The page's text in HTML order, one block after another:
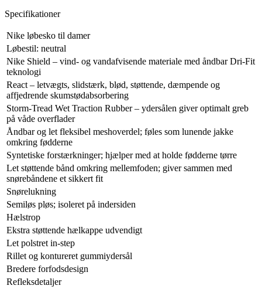
Specifikationer
Nike løbesko til damer
Løbestil: neutral
Nike Shield – vind- og vandafvisende materiale med åndbar Dri-Fit
teknologi
React – letvægts, slidstærk, blød, støttende, dæmpende og
affjedrende skumstødabsorbering
Storm-Tread Wet Traction Rubber – ydersålen giver optimalt greb
på våde overflader
Åndbar og let fleksibel meshoverdel; føles som lunende jakke
omkring fødderne
Syntetiske forstærkninger; hjælper med at holde fødderne tørre
Let støttende bånd omkring mellemfoden; giver sammen med
snørebåndene et sikkert fit
Snørelukning
Semiløs pløs; isoleret på indersiden
Hælstrop
Ekstra støttende hælkappe udvendigt
Let polstret in-step
Rillet og kontureret gummiydersål
Bredere forfodsdesign
Refleksdetaljer